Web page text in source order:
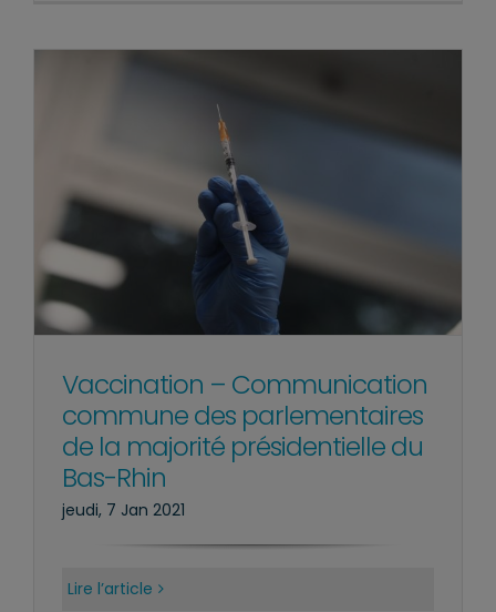
Vaccination – Communication
commune des parlementaires
de la majorité présidentielle du
Bas-Rhin
jeudi, 7 Jan 2021
Lire l’article